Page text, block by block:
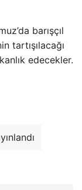
barışçıl
tartışılacağı
edecekler.